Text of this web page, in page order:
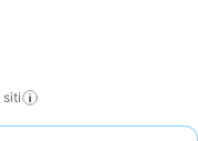
siti